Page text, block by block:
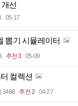
선
05-17
뽑기 시뮬레이터
추천 3 05-09
컬렉션
3468 추천 2 04-27